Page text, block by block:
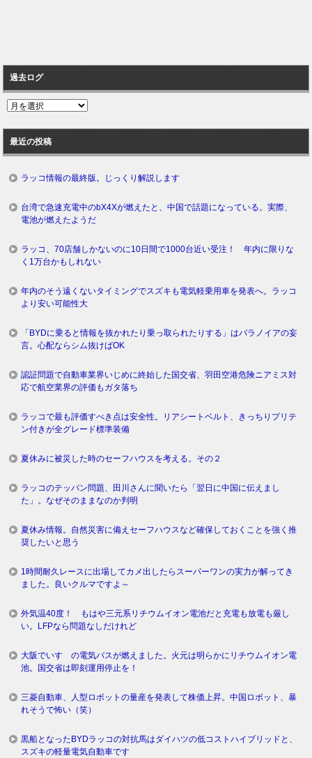
過去ログ
過
ロ
グ
最近の投稿
ラッコ情報の最終版。じっくり解説します
台湾で急速充電中のbX4Xが燃えたと、中国で話題になっている。実際、
電池が燃えたようだ
ラッコ、70店舗しかないのに10日間で1000台近い受注！ 年内に限りな
く1万台かもしれない
年内のそう遠くないタイミングでスズキも電気軽乗用車を発表へ。ラッコ
より安い可能性大
「BYDに乗ると情報を抜かれたり乗っ取られたりする」はパラノイアの妄
言。心配ならシム抜けばOK
認証問題で自動車業界いじめに終始した国交省、羽田空港危険ニアミス対
応で航空業界の評価もガタ落ち
ラッコで最も評価すべき点は安全性。リアシートベルト、きっちりプリテ
ン付きが全グレード標準装備
夏休みに被災した時のセーフハウスを考える。その２
ラッコのテッパン問題、田川さんに聞いたら「翌日に中国に伝えまし
た」。なぜそのままなのか判明
夏休み情報。自然災害に備えセーフハウスなど確保しておくことを強く推
奨したいと思う
1時間耐久レースに出場してカメ出したらスーパーワンの実力が解ってき
ました。良いクルマですよ～
外気温40度！ もはや三元系リチウムイオン電池だと充電も放電も厳し
い。LFPなら問題なしだけれど
大阪でいすゞの電気バスが燃えました。火元は明らかにリチウムイオン電
池。国交省は即刻運用停止を！
三菱自動車、人型ロボットの量産を発表して株価上昇。中国ロボット、暴
れそうで怖い（笑）
黒船となったBYDラッコの対抗馬はダイハツの低コストハイブリッドと、
スズキの軽量電気自動車です